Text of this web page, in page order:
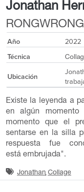
Jonathan
Año
2022
Técnica
Ubicación
Existe la leyenda a
en algún
momento que el
sentarse en la silla
respuesta fue
está embrujada".
Jonathan Collage